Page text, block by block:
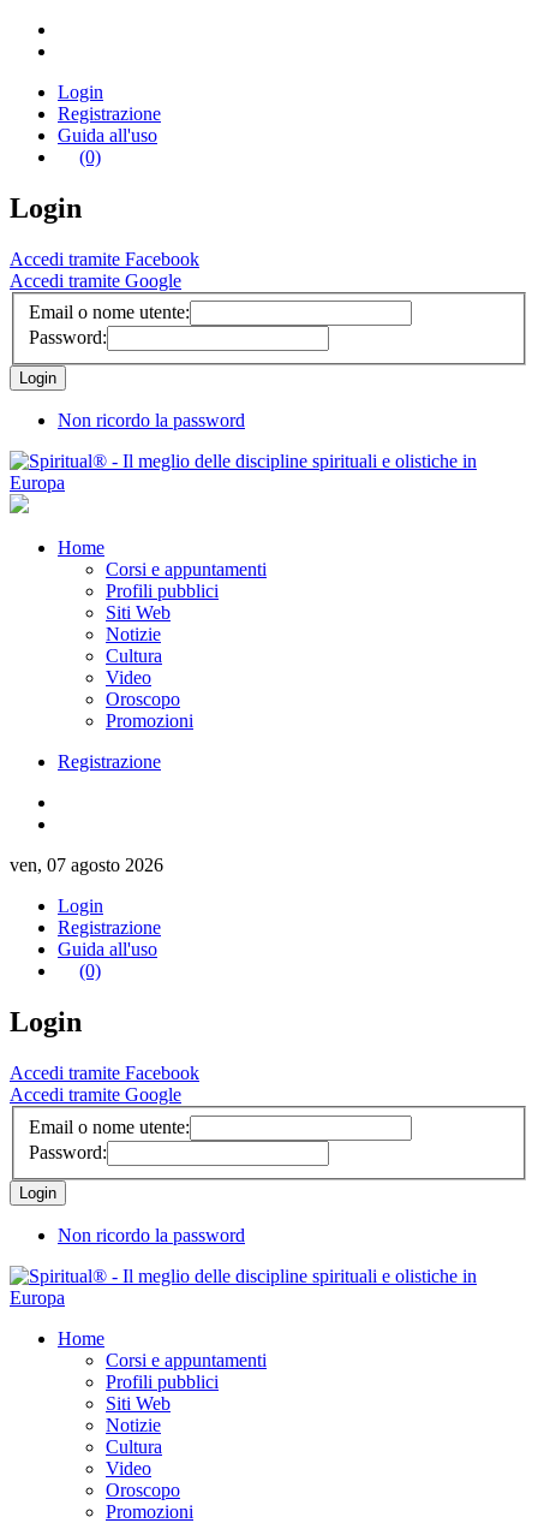
Login
Registrazione
Guida all'uso
(0)
Login
Accedi tramite Facebook
Accedi tramite Google
Email o nome utente:
Password:
Non ricordo la password
Home
Corsi e appuntamenti
Profili pubblici
Siti Web
Notizie
Cultura
Video
Oroscopo
Promozioni
Registrazione
ven, 07 agosto 2026
Login
Registrazione
Guida all'uso
(0)
Login
Accedi tramite Facebook
Accedi tramite Google
Email o nome utente:
Password:
Non ricordo la password
Home
Corsi e appuntamenti
Profili pubblici
Siti Web
Notizie
Cultura
Video
Oroscopo
Promozioni